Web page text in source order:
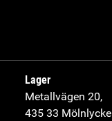
Lager
Metallvägen 20,
435 33 Mölnlycke